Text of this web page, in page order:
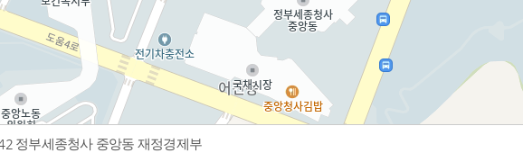
정부세종청사 중앙동 재정경제부